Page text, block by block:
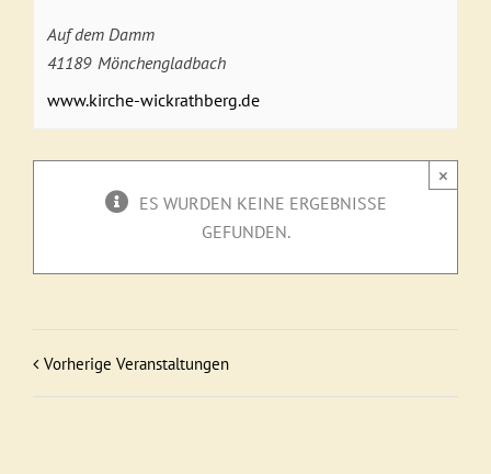
Auf dem Damm
Mönchengladbach
41189
www.kirche-wickrathberg.de
×
ES WURDEN KEINE ERGEBNISSE
GEFUNDEN.
Vorherige Veranstaltungen